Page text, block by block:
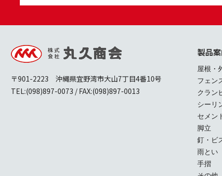
〒901-2223 沖縄県宜野湾市大山7丁目4番10号
TEL:(098)897-0073 / FAX:(098)897-0013
製品
屋根・
フェン
クラン
シーリ
セメン
脚立
釘・ビ
雨とい
手摺